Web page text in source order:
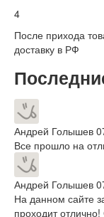
4
После прихода
доставку в РФ
Андрей Голышев
Все прошло на
Андрей Голышев
На данном сайте
проходит